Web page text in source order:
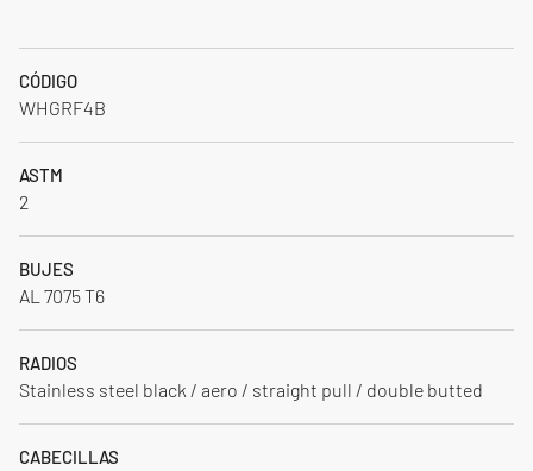
CÓDIGO
WHGRF4B
ASTM
2
BUJES
AL 7075 T6
RADIOS
Stainless steel black / aero / straight pull / double butted
CABECILLAS